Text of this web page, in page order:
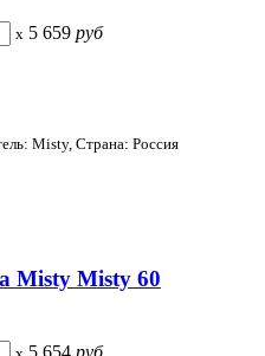
x 5 659 руб
Misty, Страна: Россия
Misty Misty 60